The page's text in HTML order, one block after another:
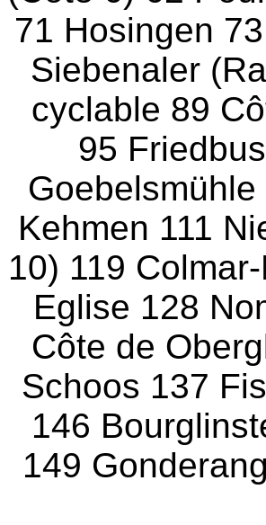
71 Hosingen
Siebenaler
cyclable 89
95
Kehmen 111
10) 119
Eglise 128
Côte de
Schoos 137
146
149